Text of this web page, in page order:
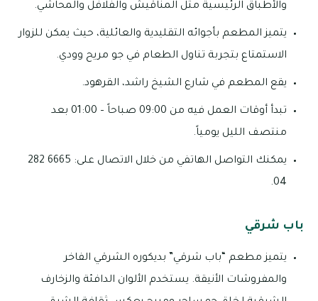
والأطباق الرئيسية مثل المناقيش والفلافل والمحاشي.
يتميز المطعم بأجوائه التقليدية والعائلية، حيث يمكن للزوار
الاستمتاع بتجربة تناول الطعام في جو مريح وودي.
يقع المطعم في شارع الشيخ راشد، القرهود.
تبدأ أوقات العمل فيه من 09:00 صباحاً – 01:00 بعد
منتصف الليل يومياً.
يمكنك التواصل الهاتفي من خلال الاتصال على: 6665 282
04.
باب شرقي
يتميز مطعم “باب شرقي” بديكوره الشرقي الفاخر
والمفروشات الأنيقة. يستخدم الألوان الدافئة والزخارف